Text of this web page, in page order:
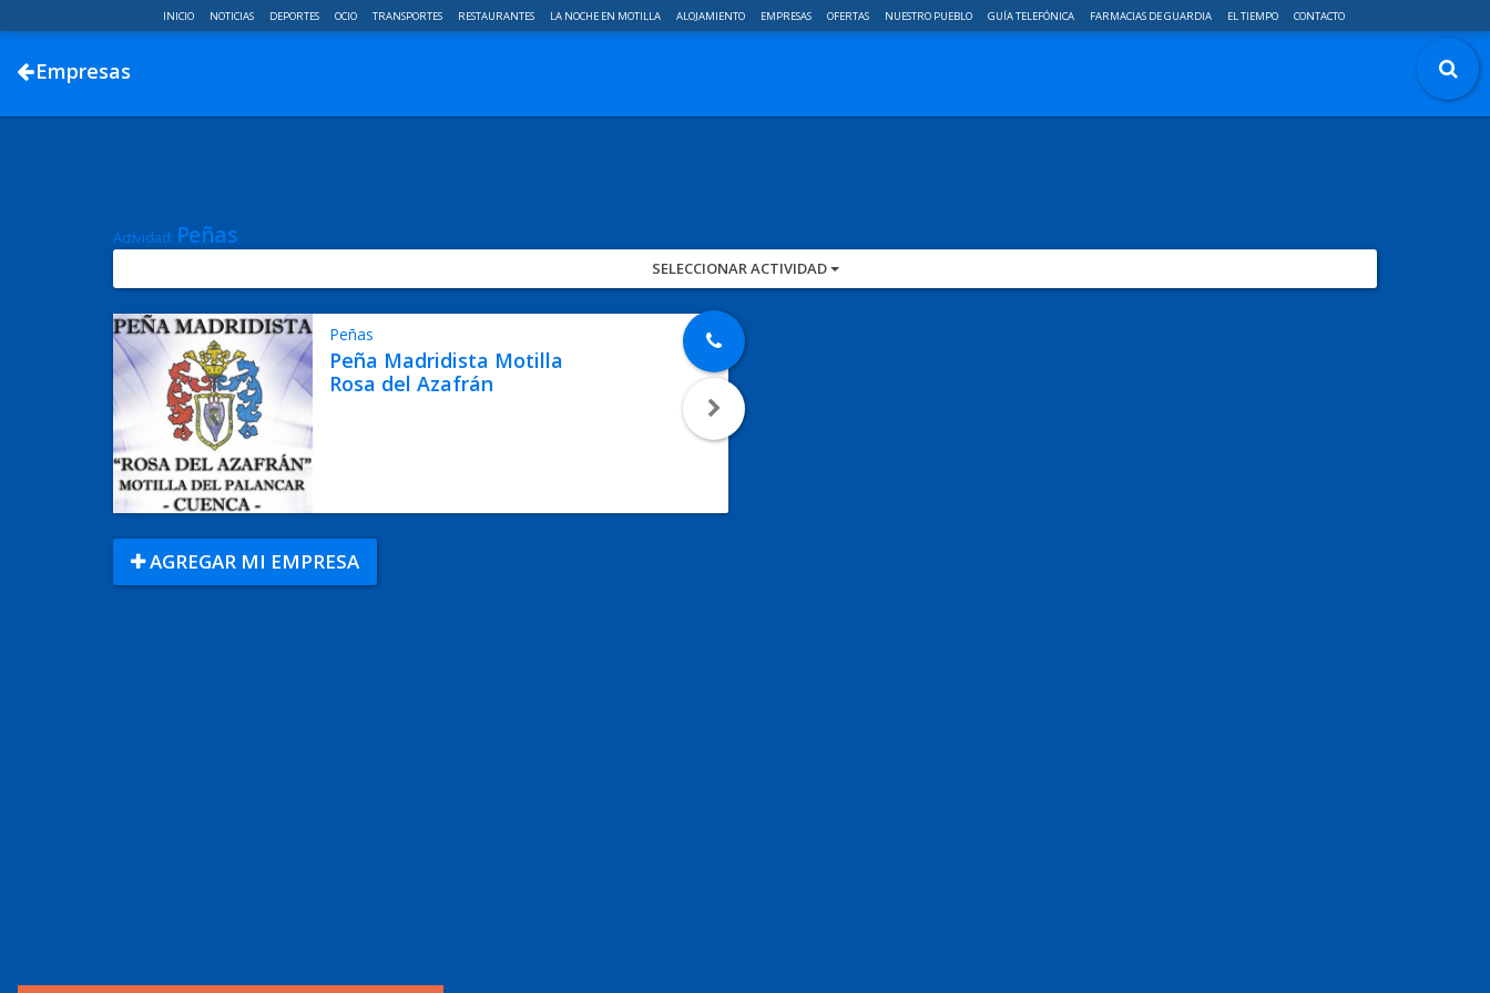
INICIO NOTICIAS DEPORTES OCIO TRANSPORTES RESTAURANTES LA NOCHE EN MOTILLA ALOJAMIENTO EMPRESAS OFERTAS NUESTRO PUEBLO GUÍA TELEFÓNICA FARMACIAS DE GUARDIA EL TIEMPO CONTACTO
Empresas
Actividad: Peñas
SELECCIONAR ACTIVIDAD
Peñas
Peña Madridista Motilla
Rosa del Azafrán
AGREGAR MI EMPRESA